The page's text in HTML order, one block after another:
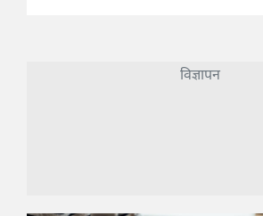
विज्ञापन